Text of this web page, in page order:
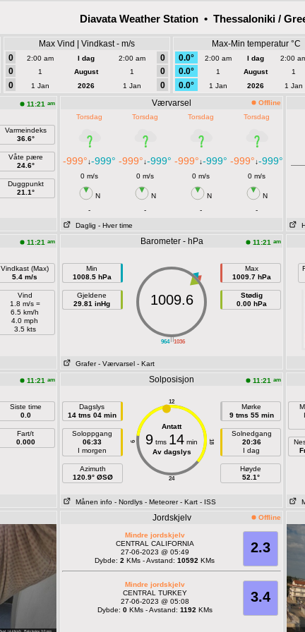
Diavata Weather Station • Thessaloniki /
Max Vind | Vindkast - m/s
0
2:00 am I dag 2:00 am
0
0
1 August 1
0
0
1 Jan 2026 1 Jan 0
Max-Min temperatur °C
0.0°
2:00 am I dag 2:00
0.0°
1 August 1
0.0°
1 Jan 2026 1 Jan
11:21 am
Varmeindeks
36.6°
Våte pære
24.6°
Duggpunkt
21.1°
Værvarsel
Offline
Torsdag
Torsdag Torsdag Torsdag
-999°↓-999° -999°↓-999° -999°↓-999° -999°↓-999°
0 m/s 0 m/s 0 m/s 0 m/s
N N N
N
-
- -
-
Daglig - Hver time
11:21 am
Vindkast (Max)
5.4 m/s
Vind
1.8 m/s =
6.5 km/h
4.0 mph
3.5 kts
Barometer - hPa 11:21 am
Min
1008.5 hPa
Gjeldene
29.81 inHg
||
964 1036
1009.6
Max
1009.7 hPa
Stødig
0.00 hPa
Grafer - Værvarsel - Kart
11:21 am
Siste time
0.0
Fart/t
0.000
Solposisjon 11:21 am
Dagslys
14 tms 04 min
Soloppgang
06:33
I morgen
Azimuth
120.9° ØSØ
12
24
6 18
Antatt
9 tms 14 min
Av dagslys
Mørke
9 tms 55 min
Solnedgang
20:36
I dag
Høyde
52.1°
Månen info - Nordlys - Meteorer - Kart - ISS
Jordskjelv Offline
2.3
Mindre jordskjelv
CENTRAL CALIFORNIA
27-06-2023 @ 05:49
Dybde: 2 KMs - Avstand: 10592 KMs
3.4
Mindre jordskjelv
CENTRAL TURKEY
27-06-2023 @ 05:08
Dybde: 0KMs - Avstand: 1192 KMs